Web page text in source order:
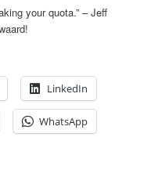
your quota.” – Jeff
LinkedIn
WhatsApp